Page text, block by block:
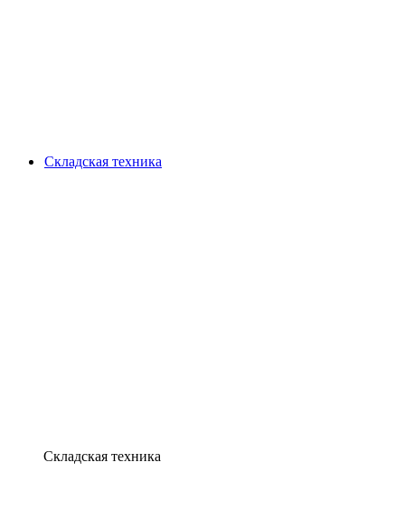
Складская техника
Складская техника